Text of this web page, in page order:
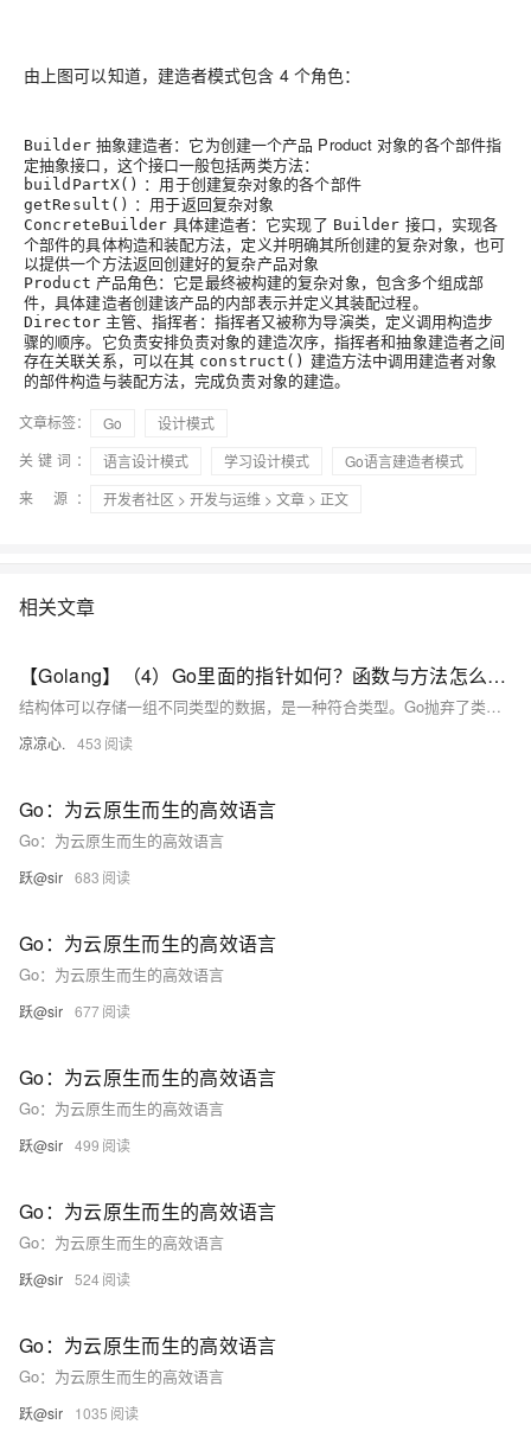
由上图可以知道，建造者模式包含 4 个角色：
Builder抽象建造者：它为创建一个产品 Product 对象的各个部件指
定抽象接口，这个接口一般包括两类方法：
buildPartX() ：用于创建复杂对象的各个部件
getResult() ：用于返回复杂对象
ConcreteBuilder 具体建造者：它实现了 Builder 接口，实现各
个部件的具体构造和装配方法，定义并明确其所创建的复杂对象，也可
以提供一个方法返回创建好的复杂产品对象
Product 产品角色：它是最终被构建的复杂对象，包含多个组成部
件，具体建造者创建该产品的内部表示并定义其装配过程。
Director主管、指挥者：指挥者又被称为导演类，定义调用构造步
骤的顺序。它负责安排负责对象的建造次序，指挥者和抽象建造者之间
存在关联关系，可以在其 construct() 建造方法中调用建造者对象
的部件构造与装配方法，完成负责对象的建造。
文章标签： Go
设计模式
关键词：
语言设计模式 学习设计模式
Go语言建造者模式
来 源：
开发者社区 > 开发与运维 > 文章 > 正文
相关文章
【Golang】（4）Go里面的指针如何？函数与方法怎么不一样？带你了解Go不同于其他高级语言的语法
结构体可以存储一组不同类型的数据，是一种符合类型。Go抛弃了类与继承，同时也抛弃了构造方法，刻意弱化了面向对象的功能，Go并非是一个传统OOP的语言，但是Go依旧有着OOP的影子，通过结构体和方法也可以模拟出一个类。
凉凉心. 453
Go：为云原生而生的高效语言
Go：为云原生而生的高效语言
跃@sir 683
Go：为云原生而生的高效语言
Go：为云原生而生的高效语言
跃@sir 677
Go：为云原生而生的高效语言
Go：为云原生而生的高效语言
跃@sir 499
Go：为云原生而生的高效语言
Go：为云原生而生的高效语言
跃@sir 524
Go：为云原生而生的高效语言
Go：为云原生而生的高效语言
跃@sir 1035